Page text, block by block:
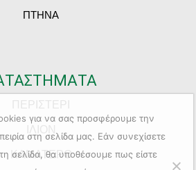
ΠΤΗΝΑ
ΚΑΜΑΤΕΡΟ
για να σας προσφέρουμε την
στη σελίδα μας. Εάν συνεχίσετε
σελίδα, θα υποθέσουμε πως είστε